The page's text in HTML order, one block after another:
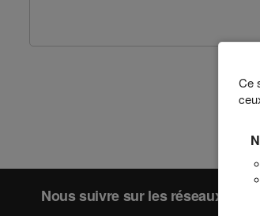
Ce
Nous suivre sur les réseaux